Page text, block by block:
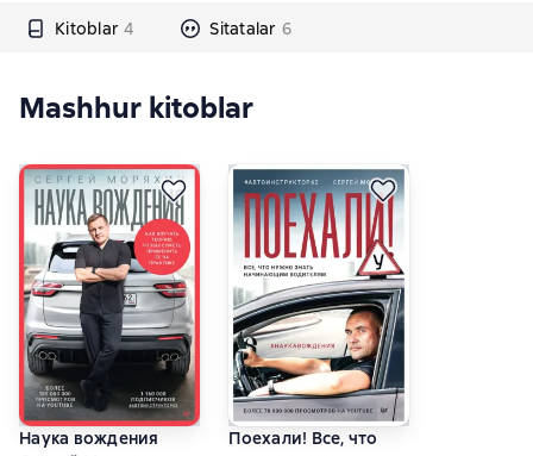
Kitoblar 4 Sitatalar 6
Mashhur kitoblar
Наука вождения
Поехали! Все, что